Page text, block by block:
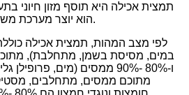
תמצית אכילה היא תוסף מזון חיוני
הוא יוצר מערכת משלו עם למעלה מאלף זנים.
לפי מצב המהות, תמצית אכילה
ו-80% -90% ממסים (מים,
מתוכם ממסים, מתחלבים,